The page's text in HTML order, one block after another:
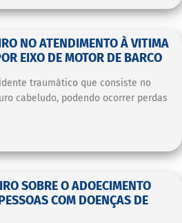
NO ATENDIMENTO À VITIMA
EIXO DE MOTOR DE BARCO
traumático que consiste no
cabeludo, podendo ocorrer perdas
SOBRE O ADOECIMENTO
COM DOENÇAS DE